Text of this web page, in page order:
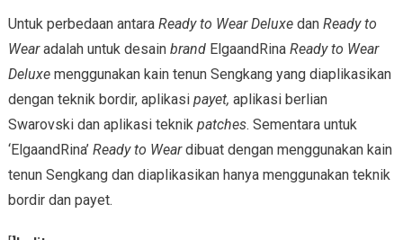
Untuk perbedaan antara Ready to Wear Deluxedan Ready to
Wearadalah untuk desain brandElgaandRina Ready to Wear
Deluxemenggunakan kain tenun Sengkang yang diaplikasikan
dengan teknik bordir, aplikasi payet, aplikasi berlian
Swarovski dan aplikasi teknik patches. Sementara untuk
‘ElgaandRina’ Ready to Weardibuat dengan menggunakan kain
tenun Sengkang dan diaplikasikan hanya menggunakan teknik
bordir dan payet.